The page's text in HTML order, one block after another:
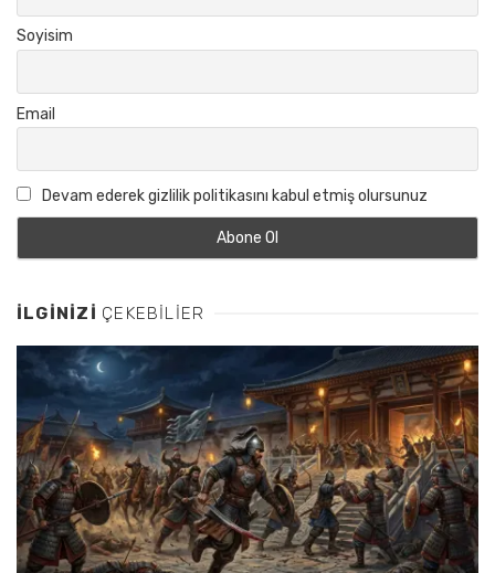
Soyisim
Email
Devam ederek gizlilik politikasını kabul etmiş olursunuz
İLGINIZI ÇEKEBILIER